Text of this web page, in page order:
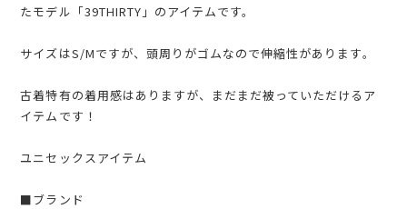
たモデル「39THIRTY」のアイテムです。
サイズはS/Mですが、頭周りがゴムなので伸縮性があります。
古着特有の着用感はありますが、まだまだ被っていただけるア
イテムです！
ユニセックスアイテム
■ブランド